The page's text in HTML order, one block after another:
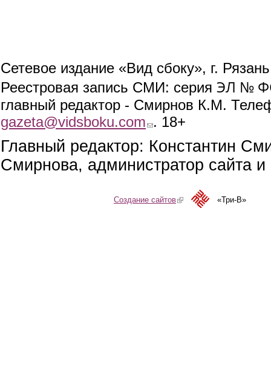
Сетевое издание «Вид сбоку», г.
Реестровая запись СМИ: серия ЭЛ №
главный редактор - Смирнов К.М.
gazeta@vidsboku.com (link sends e-mail)
. 18+
Главный редактор: Константин
Смирнова, администратор сайта
Создание сайтов(link is external)«Три-В»